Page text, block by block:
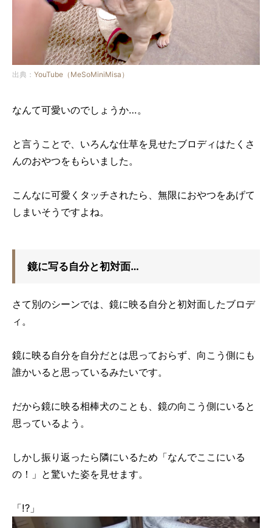
出典： YouTube（MeSoMiniMisa）
なんて可愛いのでしょうか…。
と言うことで、いろんな仕草を見せたブロディはたくさ
んのおやつをもらいました。
こんなに可愛くタッチされたら、無限におやつをあげて
しまいそうですよね。
鏡に写る自分と初対面…
さて別のシーンでは、鏡に映る自分と初対面したブロデ
ィ。
鏡に映る自分を自分だとは思っておらず、向こう側にも
誰かいると思っているみたいです。
だから鏡に映る相棒犬のことも、鏡の向こう側にいると
思っているよう。
しかし振り返ったら隣にいるため「なんでここにいる
の！」と驚いた姿を見せます。
「!?」